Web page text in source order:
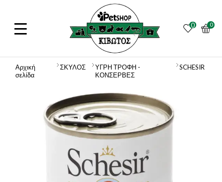
0 0
Αρχική
σελίδα
ΣΚΥΛΟΣ
ΥΓΡΗ ΤΡΟΦΗ -
ΚΟΝΣΕΡΒΕΣ
SCHESIR